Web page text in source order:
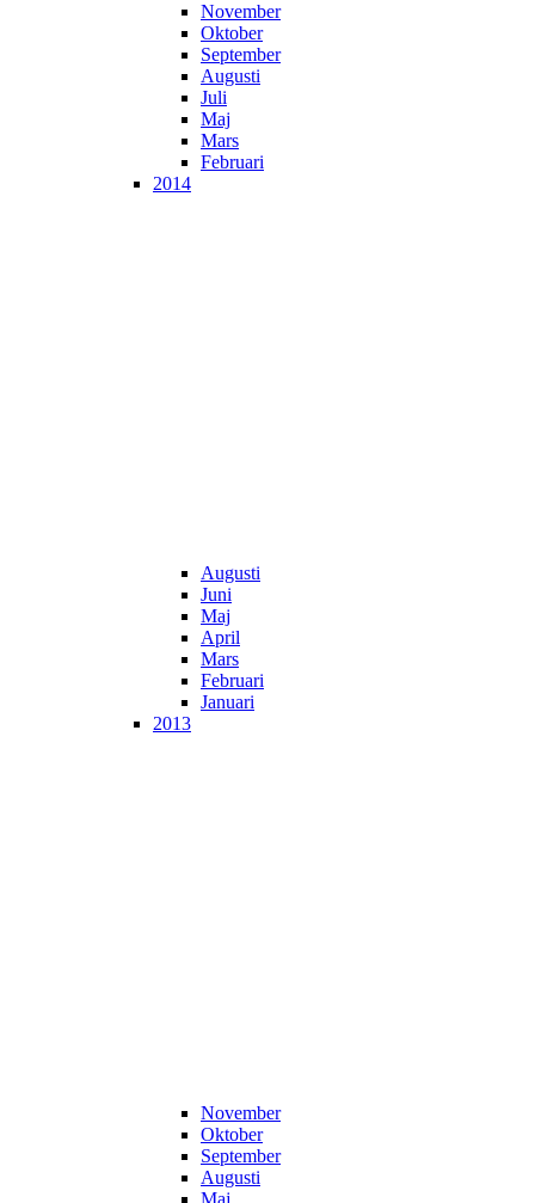
November
Oktober
September
Augusti
Juli
Maj
Mars
Februari
2014
Augusti
Juni
Maj
April
Mars
Februari
Januari
2013
November
Oktober
September
Augusti
Maj